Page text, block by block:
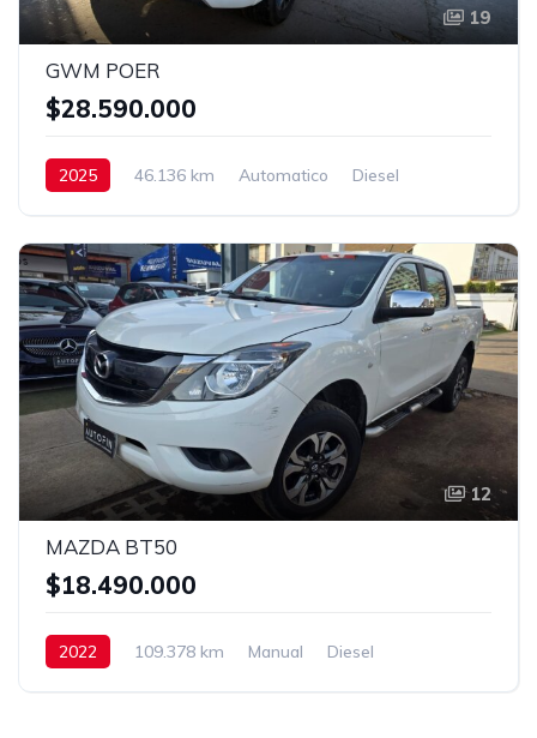
19
GWM POER
$28.590.000
2025 46.136 km Automatico Diesel
12
MAZDA BT50
$18.490.000
2022 109.378 km Manual Diesel